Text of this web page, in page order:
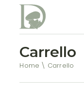
Carrello
Home Carrello